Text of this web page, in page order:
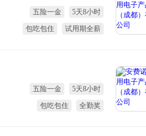
五险一金
5天8小时
包吃包住
试用期全薪
五险一金
5天8小时
包吃包住
全勤奖